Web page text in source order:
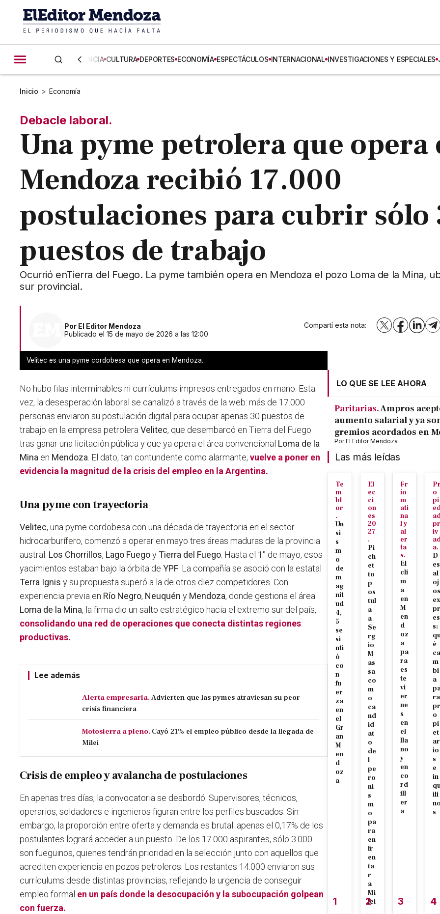
CIENCIA CULTURA DEPORTES ECONOMÍA ESPECTÁCULOS INTERNACIONAL INVESTIGACIONES Y ESPECIALES
Inicio > Economía
Debacle laboral.
Una pyme petrolera que opera
Mendoza recibió 17.000
postulaciones para cubrir sólo
puestos de trabajo
Ocurrió enTierra del Fuego. La pyme también opera en Mendoza el pozo Loma de la Mina,
sur provincial.
Por El Editor Mendoza
Publicado el 15 de mayo de 2026 a las 12:00
Compartí esta nota: X Facebook
Velitec es una pyme cordobesa que opera en Mendoza.
No hubo filas interminables ni currículums impresos entregados en mano. Esta
vez, la desesperación laboral se canalizó a través de la web: más de 17.000
personas enviaron su postulación digital para ocupar apenas 30 puestos de
trabajo en la empresa petroleraVelitec, que desembarcó en Tierra del Fuego
tras ganar una licitación pública y que ya opera el área convencional Loma de la
Mina en Mendoza . El dato, tan contundente como alarmante, vuelve a poner en
evidencia la magnitud de la crisis del empleo en la Argentina.
Una pyme con trayectoria
Velitec, una pyme cordobesa con una década de trayectoria en el sector
hidrocarburífero, comenzó a operar en mayo tres áreas maduras de la provincia
austral: Los Chorrillos, Lago FuegoyTierra del Fuego . Hasta el 1° de mayo, esos
yacimientos estaban bajo la órbita deYPF . La compañía se asoció con la estatal
Terra Ignis y su propuesta superó a la de otros diez competidores. Con
experiencia previa en Río Negro, Neuquén y Mendoza, donde gestiona el área
Loma de la Mina, la firma dio un salto estratégico hacia el extremo sur del país,
consolidando una red de operaciones que conecta distintas regiones
productivas.
Lee además
Alerta empresaria.Advierten que las pymes atraviesan su peor
crisis financiera
Motosierra a pleno. Cayó 21% el empleo público desde la llegada de
Milei
Crisis de empleo y avalancha de postulaciones
En apenas tres días, la convocatoria se desbordó. Supervisores, técnicos,
operarios, soldadores e ingenieros figuran entre los perfiles buscados. Sin
embargo, la proporción entre oferta y demanda es brutal: apenas el 0,17% de los
postulantes logrará acceder a un puesto. De los 17.000 aspirantes, sólo 3.000
son fueguinos, quienes tendrán prioridad en la selección junto con aquellos que
acrediten experiencia en pozos petroleros. Los restantes 14.000 enviaron sus
currículums desde distintas provincias, reflejando la urgencia de conseguir
empleo formal en un país donde la desocupación y la subocupación golpean
con fuerza.
LO QUE SE LEE AHORA
Paritarias.Ampros
aumento salarial y ya
gremios acordados en
PorEl Editor Mendoza
Las más leídas
Te
m
bl
or
.
Un
si
s
m
o
de
m
ag
nit
ud
4,
5
se
si
nti
ó
co
n
fu
er
za
en
el
Gr
an
M
en
d
oz
a
1
El
ec
ci
on
es
20
27
.
Pi
ch
et
to
p
os
tul
a
a
Se
rg
io
M
as
sa
co
m
o
ca
nd
id
at
o
de
l
pe
ro
ni
s
m
o
pa
ra
en
fr
en
ta
r
a
Mi
lei
2
Fr
ío
m
ati
na
l y
al
er
ta
s.
El
cli
m
a
en
M
en
d
oz
a
pa
ra
es
te
vi
er
ne
s
en
el
lla
no
y
en
co
rd
ill
er
a
3
o
pi
pr
iv
a.
D
es
al
oj
os
ex
pr
es
s:
é
ca
m
bi
a
ra
pr
o
pi
et
ar
io
s
e
in
ili
s
4